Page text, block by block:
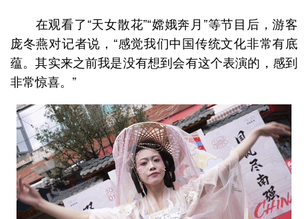
在观看了“天女散花”“嫦娥奔月”等节目后，游客
庞冬燕对记者说，“感觉我们中国传统文化非常有底
蕴。其实来之前我是没有想到会有这个表演的，感到
非常惊喜。”